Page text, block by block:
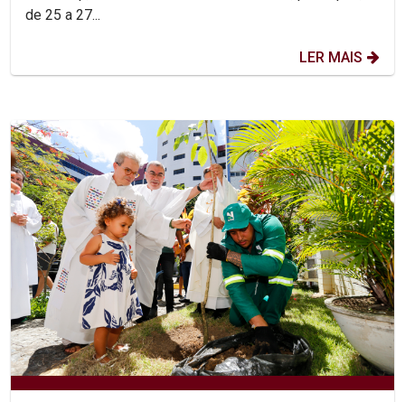
de 25 a 27...
LER MAIS